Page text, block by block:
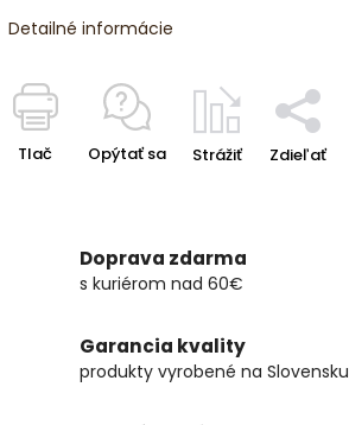
Detailné informácie
Tlač Opýtať sa Strážiť Zdieľať
Doprava zdarma
s kuriérom nad 60€
Garancia kvality
produkty vyrobené na Slovensku